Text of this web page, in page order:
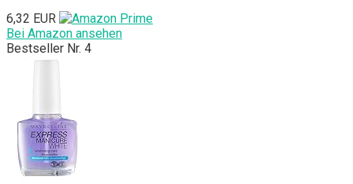
6,32 EUR
Bei Amazon ansehen
Bestseller Nr. 4